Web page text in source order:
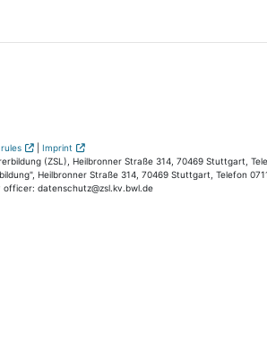
| Imprint
(ZSL), Heilbronner Straße 314, 70469 Stuttgart,
Heilbronner Straße 314, 70469 Stuttgart, Telefon
datenschutz@zsl.kv.bwl.de